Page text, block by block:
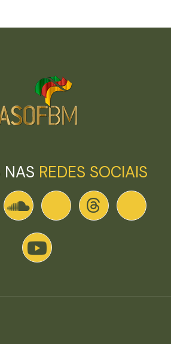
REDES SOCIAIS